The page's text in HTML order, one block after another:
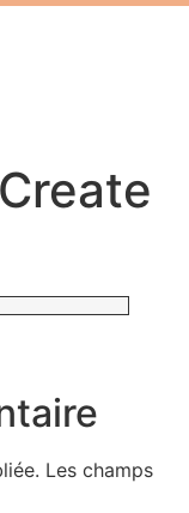
Les champs